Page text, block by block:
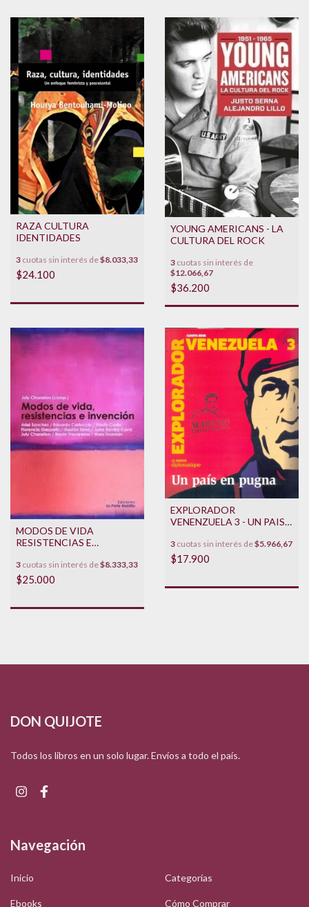
RAZA CULTURA
IDENTIDADES
3 cuotas sin interés de$8.033,33
$24.100
YOUNG AMERICANS - LA
CULTURA DEL ROCK
3 cuotas sin interés de
$12.066,67
$36.200
MODOS DE VIDA
RESISTENCIAS E
3 cuotas sin interés de$8.333,33
$25.000
EXPLORADOR
VENENZUELA 3 - UN PAIS
3 cuotas sin interés de$5.966,67
$17.900
DON QUIJOTE
Todos los libros en un solo lugar. Envíos a todo el país.
Navegación
Inicio Categorías
Ebooks Cómo Comprar